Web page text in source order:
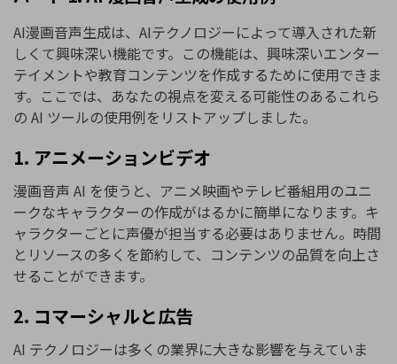
AI漫画音声生成は、AIテクノロジーによって導入された新
しくて興味深い機能です。この機能は、興味深いエンター
テイメントや教育コンテンツを作成するために使用できま
す。ここでは、あなたの視点を変える可能性のあるこれら
の AI ツールの使用例をリストアップしました。
1. アニメーションビデオ
漫画音声 AI を使うと、アニメ映画やテレビ番組用のユニ
ークなキャラクターの作成がはるかに簡単になります。キ
ャラクターごとに声優が担当する必要はありません。時間
とリソースの多くを節約して、コンテンツの品質を向上さ
せることができます。
2. コマーシャルと広告
AI テクノロジーは多くの業界に大きな影響を与えていま